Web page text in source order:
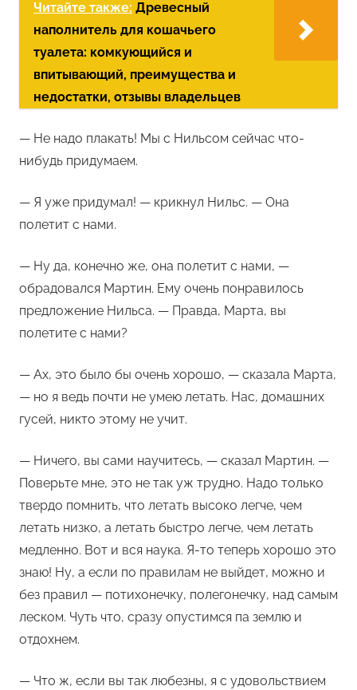
Читайте также: Древесный
наполнитель для кошачьего
туалета: комкующийся и
впитывающий, преимущества и
недостатки, отзывы владельцев
— Не надо плакать! Мы с Нильсом сейчас что-
нибудь придумаем.
— Я уже придумал! — крикнул Нильс. — Она
полетит с нами.
— Ну да, конечно же, она полетит с нами, —
обрадовался Мартин. Ему очень понравилось
предложение Нильса. — Правда, Марта, вы
полетите с нами?
— Ах, это было бы очень хорошо, — сказала Марта,
— но я ведь почти не умею летать. Нас, домашних
гусей, никто этому не учит.
— Ничего, вы сами научитесь, — сказал Мартин. —
Поверьте мне, это не так уж трудно. Надо только
твердо помнить, что летать высоко легче, чем
летать низко, а летать быстро легче, чем летать
медленно. Вот и вся наука. Я-то теперь хорошо это
знаю! Ну, а если по правилам не выйдет, можно и
без правил — потихонечку, полегонечку, над самым
леском. Чуть что, сразу опустимся па землю и
отдохнем.
— Что ж, если вы так любезны, я с удовольствием